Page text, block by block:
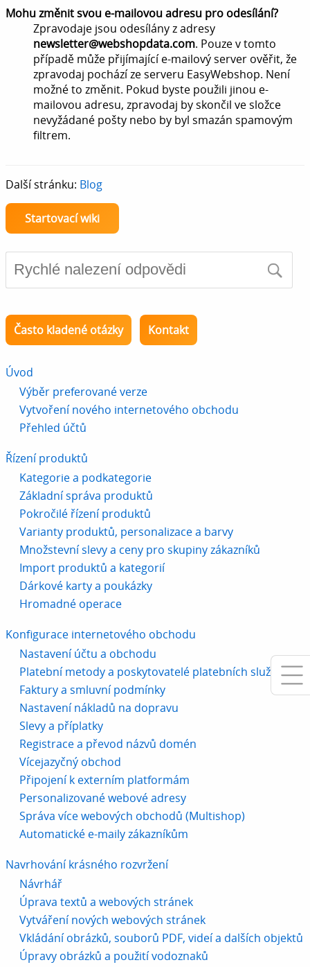
Mohu změnit svou e-mailovou adresu pro odesílání?
Zpravodaje jsou odesílány z adresy
newsletter@webshopdata.com. Pouze v tomto
případě může přijímající e-mailový server ověřit, že
zpravodaj pochází ze serveru EasyWebshop. Není
možné to změnit. Pokud byste použili jinou e-
mailovou adresu, zpravodaj by skončil ve složce
nevyžádané pošty nebo by byl smazán spamovým
filtrem.
Další stránku: Blog
Startovací wiki
Často kladené otázky Kontakt
Úvod
Výběr preferované verze
Vytvoření nového internetového obchodu
Přehled účtů
Řízení produktů
Kategorie a podkategorie
Základní správa produktů
Pokročilé řízení produktů
Varianty produktů, personalizace a barvy
Množstevní slevy a ceny pro skupiny zákazníků
Import produktů a kategorií
Dárkové karty a poukázky
Hromadné operace
Konfigurace internetového obchodu
Nastavení účtu a obchodu
Platební metody a poskytovatelé platebních služeb
Faktury a smluvní podmínky
Nastavení nákladů na dopravu
Slevy a příplatky
Registrace a převod názvů domén
Vícejazyčný obchod
Připojení k externím platformám
Personalizované webové adresy
Správa více webových obchodů (Multishop)
Automatické e-maily zákazníkům
Navrhování krásného rozvržení
Návrhář
Úprava textů a webových stránek
Vytváření nových webových stránek
Vkládání obrázků, souborů PDF, videí a dalších objektů
Úpravy obrázků a použití vodoznaků